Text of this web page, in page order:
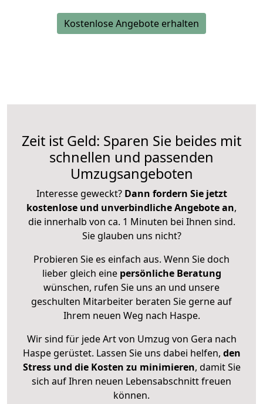
Kostenlose Angebote erhalten
Zeit ist Geld: Sparen Sie beides mit
schnellen und passenden
Umzugsangeboten
Interesse geweckt? Dann fordern Sie jetzt
kostenlose und unverbindliche Angebote an,
die innerhalb von ca. 1 Minuten bei Ihnen sind.
Sie glauben uns nicht?
Probieren Sie es einfach aus. Wenn Sie doch
lieber gleich eine persönliche Beratung
wünschen, rufen Sie uns an und unsere
geschulten Mitarbeiter beraten Sie gerne auf
Ihrem neuen Weg nach Haspe.
Wir sind für jede Art von Umzug von Gera nach
Haspe gerüstet. Lassen Sie uns dabei helfen, den
Stress und die Kosten zu minimieren, damit Sie
sich auf Ihren neuen Lebensabschnitt freuen
können.